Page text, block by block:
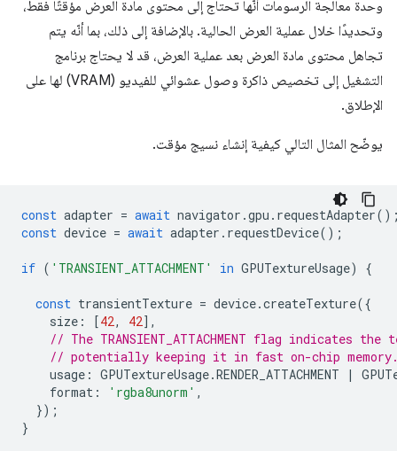
وحدة معالجة الرسومات أنّها تحتاج إلى محتوى مادة العرض مؤقتًا فقط،
وتحديدًا خلال عملية العرض الحالية. بالإضافة إلى ذلك، بما أنّه يتم
تجاهل محتوى مادة العرض بعد عملية العرض، قد لا يحتاج برنامج
التشغيل إلى تخصيص ذاكرة وصول عشوائي للفيديو (VRAM) لها على
الإطلاق.
يوضّح المثال التالي كيفية إنشاء نسيج مؤقت.
const adapter = await navigator .gpu . requestAdapter
const device = await adapter . requestDevice();
if ( 'TRANSIENT_ATTACHMENT' in GPUTextureUsage) {
const transientTexture = device.createTexture({
size : [42, 42],
// The TRANSIENT_ATTACHMENT flag indicates
// potentially keeping it in fast on-chip
usage : GPUTextureUsage.RENDER_ATTACHMENT |
format : 'rgba8unorm' ,
});
}